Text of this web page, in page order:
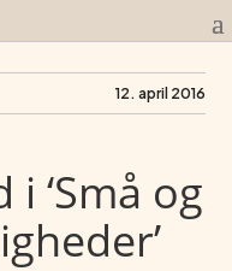
12. april 2016
‘Små og